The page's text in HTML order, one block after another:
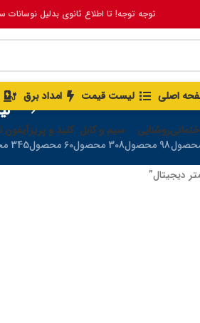
توجه توجه! تا اطلاع ثانوی بدلیل
اصلی لیست قیمت امداد برق
روشنایی
98 محصول
سیم و کابل
308 محصول
کلید و پریز
60 محصول
آیفون
345 محصول
دیجیتال”